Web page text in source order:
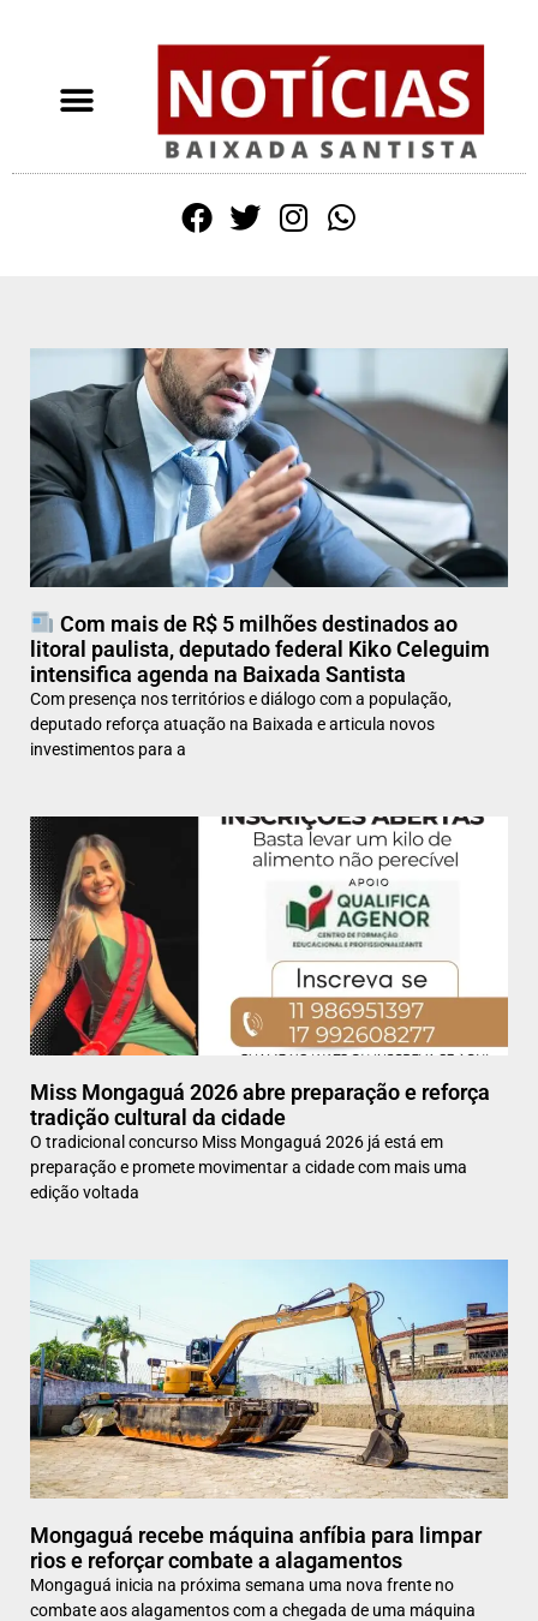
Com mais de R$ 5 milhões destinados ao
litoral paulista, deputado federal Kiko Celeguim
intensifica agenda na Baixada Santista
Com presença nos territórios e diálogo com a população,
deputado reforça atuação na Baixada e articula novos
investimentos para a
Miss Mongaguá 2026 abre preparação e reforça
tradição cultural da cidade
O tradicional concurso Miss Mongaguá 2026 já está em
preparação e promete movimentar a cidade com mais uma
edição voltada
Mongaguá recebe máquina anfíbia para limpar
rios e reforçar combate a alagamentos
Mongaguá inicia na próxima semana uma nova frente no
combate aos alagamentos com a chegada de uma máquina